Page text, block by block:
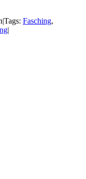
|Tags: Fasching,
|